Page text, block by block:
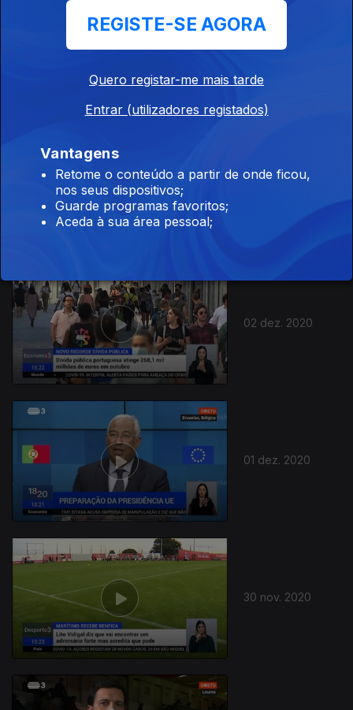
04 dez. 2020
03 dez. 2020
02 dez. 2020
01 dez. 2020
30 nov. 2020
REGISTE-SE AGORA
Quero registar-me mais tarde
Entrar (utilizadores registados)
Vantagens
Retome o conteúdo a partir de onde ficou,
nos seus dispositivos;
Guarde programas favoritos;
Aceda à sua área pessoal;